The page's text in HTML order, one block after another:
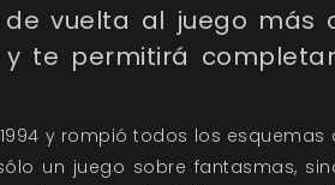
vuelta al juego más
te permitirá
y rompió todos los
un juego sobre fantasmas,